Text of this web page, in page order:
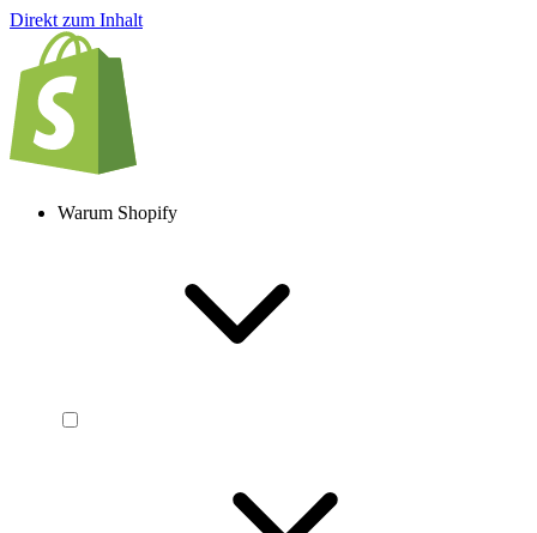
Direkt zum Inhalt
Warum Shopify